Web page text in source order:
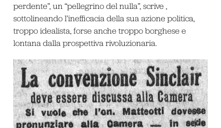
perdente”, un “pellegrino del nulla”­, scrive ­,
sottolineando l’inefficacia della sua azione politica,
troppo idealista, forse anche troppo borghese e
lontana dalla prospettiva rivoluzionaria.